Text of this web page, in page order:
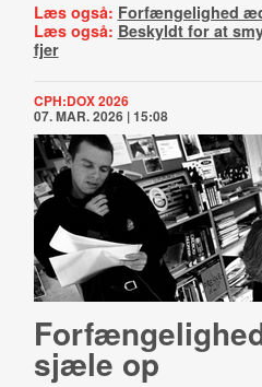
Læs også: Forfængelighed
Læs også: Beskyldt for at
fjer
CPH:DOX 2026
07. MAR. 2026 | 15:08
sjæle op